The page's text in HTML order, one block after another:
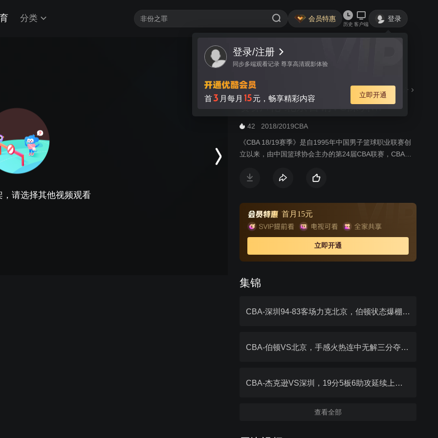
分类 会员特惠
历史 客户端
登录
登录/注册
同步多端观看记录 尊享高清观影体验
首3 月每月 15元，畅享精彩内容 立即开通
请选择其他视频观看
视频 讨论
CBA 18/19赛季 季后赛1/4决
赛第4轮 北京首钢VS深圳马
可波罗
简介
42 2018/2019CBA
《CBA 18/19赛季》是自1995年中国男子篮球职业联赛创
立以来，由中国篮球协会主办的第24届CBA联赛，CBA球
规赛根据上赛季最终排名分为四个组，同组进行4循环制的
首月15元
立即开通
集锦
CBA-深圳94-83客场力克北京，伯顿状态爆棚狂砍26分
CBA-伯顿VS北京，手感火热连中无解三分夺26分2板
CBA-杰克逊VS深圳，19分5板6助攻延续上佳状态
查看全部